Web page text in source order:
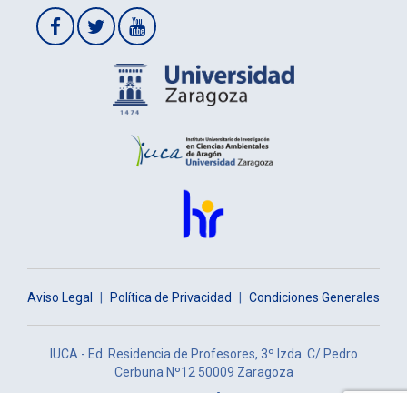
Aviso Legal Política de Privacidad Condiciones Generales
IUCA - Ed. Residencia de Profesores, 3º Izda. C/ Pedro
Cerbuna Nº12 50009 Zaragoza